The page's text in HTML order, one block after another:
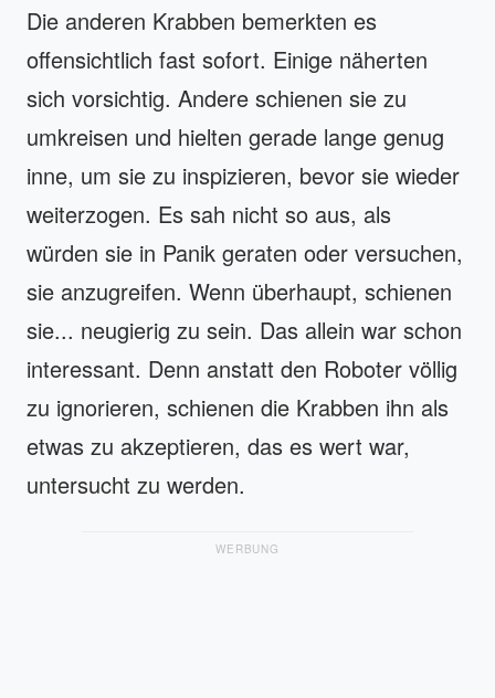
Die anderen Krabben bemerkten es
offensichtlich fast sofort. Einige näherten
sich vorsichtig. Andere schienen sie zu
umkreisen und hielten gerade lange genug
inne, um sie zu inspizieren, bevor sie wieder
weiterzogen. Es sah nicht so aus, als
würden sie in Panik geraten oder versuchen,
sie anzugreifen. Wenn überhaupt, schienen
sie... neugierig zu sein. Das allein war schon
interessant. Denn anstatt den Roboter völlig
zu ignorieren, schienen die Krabben ihn als
etwas zu akzeptieren, das es wert war,
untersucht zu werden.
WERBUNG